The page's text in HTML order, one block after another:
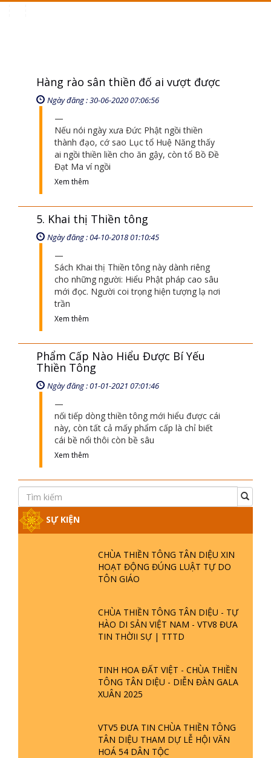
Hàng rào sân thiền đố ai vượt được
Ngày đăng : 30-06-2020 07:06:56
Nếu nói ngày xưa Đức Phật ngồi thiền
thành đạo, cớ sao Lục tổ Huệ Năng thấy
ai ngồi thiền liền cho ăn gậy, còn tổ Bồ Đề
Đạt Ma ví ngồi
Xem thêm
5. Khai thị Thiền tông
Ngày đăng : 04-10-2018 01:10:45
Sách Khai thị Thiền tông này dành riêng
cho những người: Hiểu Phật pháp cao sâu
mới đọc. Người coi trọng hiện tượng lạ nơi
trần
Xem thêm
Phẩm Cấp Nào Hiểu Được Bí Yếu
Thiền Tông
Ngày đăng : 01-01-2021 07:01:46
nối tiếp dòng thiền tông mới hiểu được cái
này, còn tất cả mấy phẩm cấp là chỉ biết
cái bề nổi thôi còn bề sâu
Xem thêm
SỰ KIỆN
CHÙA THIỀN TÔNG TÂN DIỆU XIN
HOẠT ĐỘNG ĐÚNG LUẬT TỰ DO
TÔN GIÁO
CHÙA THIỀN TÔNG TÂN DIỆU - TỰ
HÀO DI SẢN VIỆT NAM - VTV8 ĐƯA
TIN THỜII SỰ | TTTD
TINH HOA ĐẤT VIỆT - CHÙA THIỀN
TÔNG TÂN DIỆU - DIỄN ĐÀN GALA
XUÂN 2025
VTV5 ĐƯA TIN CHÙA THIỀN TÔNG
TÂN DIỆU THAM DỰ LỄ HỘI VĂN
HOÁ 54 DÂN TỘC